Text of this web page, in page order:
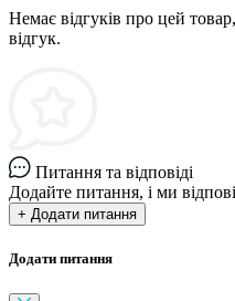
Немає відгуків про цей
відгук.
Питання та відповіді
Додайте питання, і ми
+ Додати питання
Додати питання